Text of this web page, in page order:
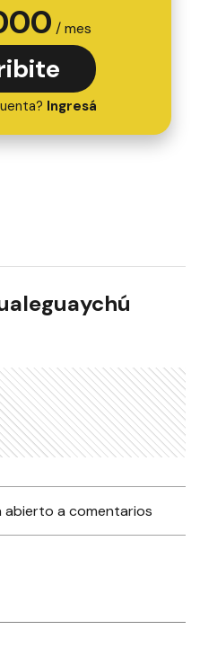
/ mes
Ingresá
a comentarios